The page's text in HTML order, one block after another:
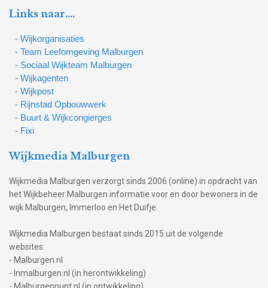
Links naar….
- Wijkorganisaties
- Team Leefomgeving Malburgen
- Sociaal Wijkteam Malburgen
- Wijkagenten
- Wijkpost
- Rijnstad Opbouwwerk
- Buurt & Wijkcongierges
- Fixi
Wijkmedia Malburgen
Wijkmedia Malburgen verzorgt sinds 2006 (online) in opdracht van
het Wijkbeheer Malburgen informatie voor en door bewoners in de
wijk Malburgen, Immerloo en Het Duifje.
Wijkmedia Malburgen bestaat sinds 2015 uit de volgende
websites:
- Malburgen.nl
- Inmalburgen.nl (in herontwikkeling)